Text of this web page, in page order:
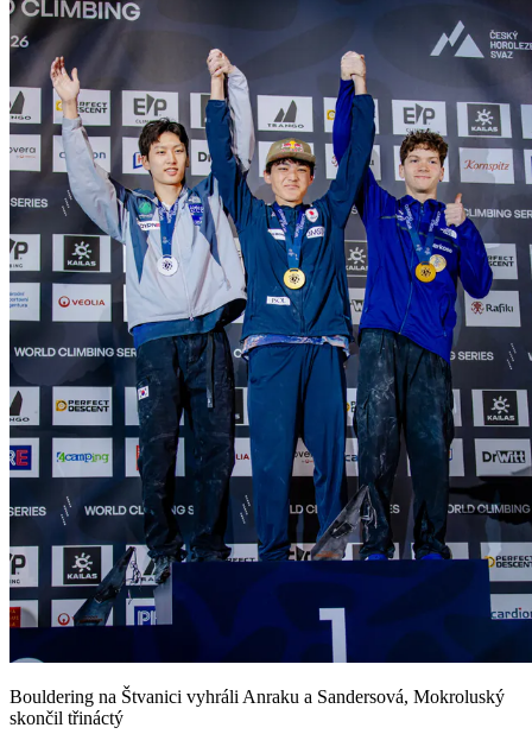
Bouldering na Štvanici vyhráli Anraku a Sandersová, Mokroluský
skončil třináctý